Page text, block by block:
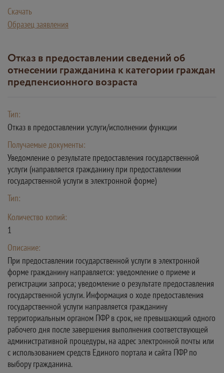
Скачать
Образец заявления
Отказ в предоставлении сведений об
отнесении гражданина к категории граждан
предпенсионного возраста
Тип:
Отказ в предоставлении услуги/исполнении функции
Получаемые документы:
Уведомление о результате предоставления государственной
услуги (направляется гражданину при предоставлении
государственной услуги в электронной форме)
Тип:
Количество копий:
1
Описание:
При предоставлении государственной услуги в электронной
форме гражданину направляется: уведомление о приеме и
регистрации запроса; уведомление о результате предоставления
государственной услуги. Информация о ходе предоставления
государственной услуги направляется гражданину
территориальным органом ПФР в срок, не превышающий одного
рабочего дня после завершения выполнения соответствующей
административной процедуры, на адрес электронной почты или
с использованием средств Единого портала и сайта ПФР по
выбору гражданина.